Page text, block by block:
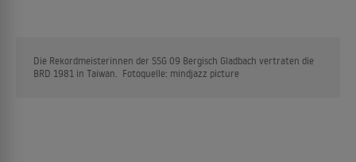
Die Rekordmeisterinnen der SSG 09 Bergisch Gladbach vertraten die
BRD 1981 in Taiwan. Fotoquelle: mindjazz picture